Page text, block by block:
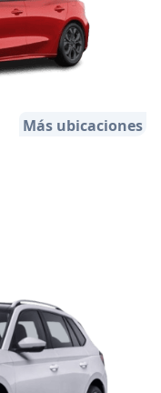
Más ubicaciones